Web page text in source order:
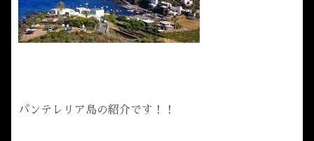
パンテレリア島の紹介です！！